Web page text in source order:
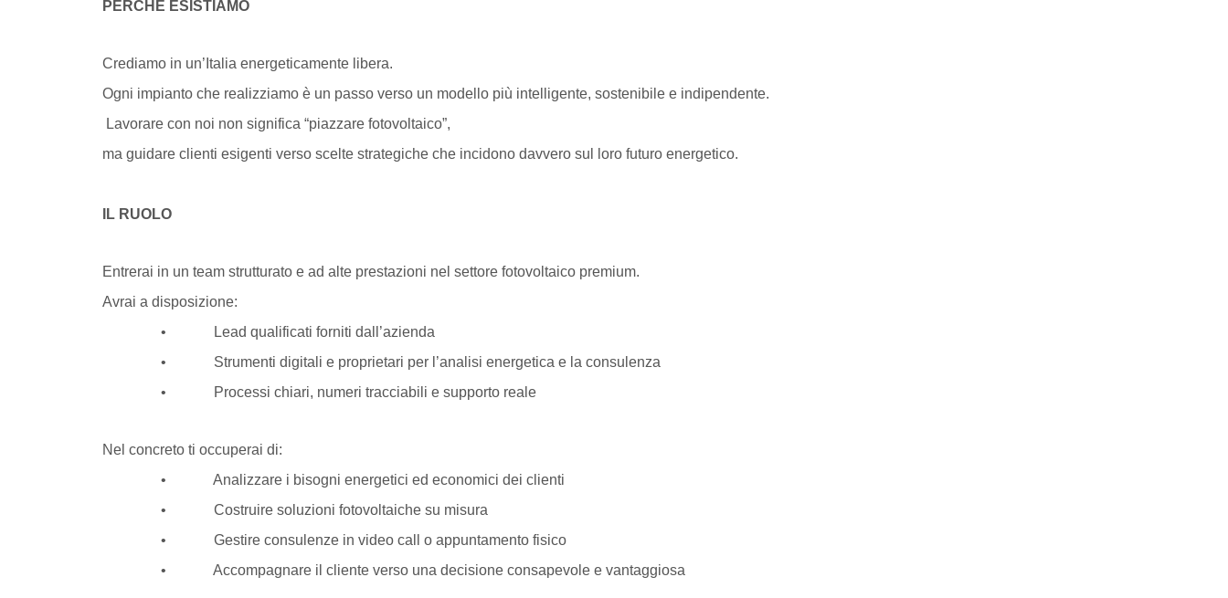
PERCHÉ ESISTIAMO
Crediamo in un’Italia energeticamente libera.
Ogni impianto che realizziamo è un passo verso un modello più intelligente, sostenibile e indipendente.
Lavorare con noi non significa “piazzare fotovoltaico”,
ma guidare clienti esigenti verso scelte strategiche che incidono davvero sul loro futuro energetico.
IL RUOLO
Entrerai in un team strutturato e ad alte prestazioni nel settore fotovoltaico premium.
Avrai a disposizione:
• Lead qualificati forniti dall’azienda
• Strumenti digitali e proprietari per l’analisi energetica e la consulenza
• Processi chiari, numeri tracciabili e supporto reale
Nel concreto ti occuperai di:
• Analizzare i bisogni energetici ed economici dei clienti
• Costruire soluzioni fotovoltaiche su misura
• Gestire consulenze in video call o appuntamento fisico
• Accompagnare il cliente verso una decisione consapevole e vantaggiosa